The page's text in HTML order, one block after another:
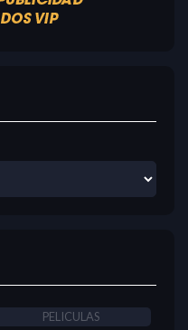
PELICULAS